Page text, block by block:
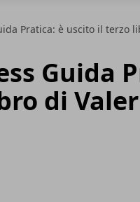
Pratica: è uscito il terzo
Guida
di